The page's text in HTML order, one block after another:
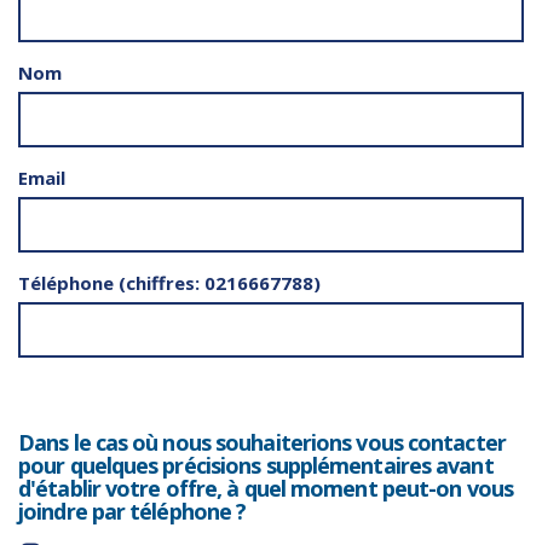
Nom
Email
Téléphone (chiffres: 0216667788)
Dans le cas où nous souhaiterions vous contacter
pour quelques précisions supplémentaires avant
d'établir votre offre, à quel moment peut-on vous
joindre par téléphone ?